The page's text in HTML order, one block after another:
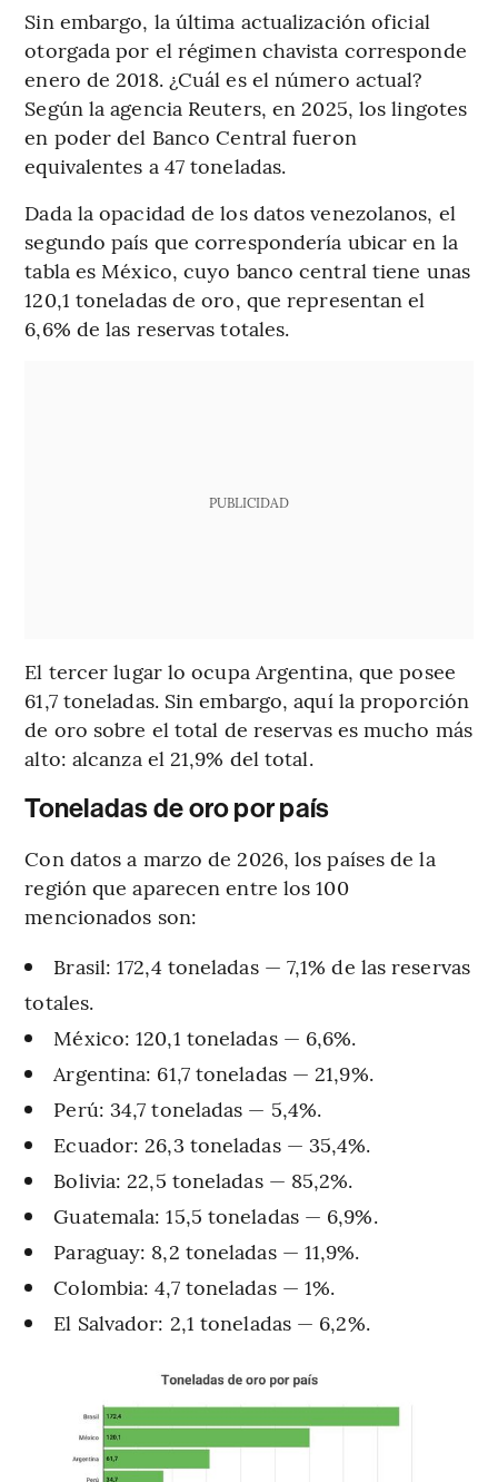
Sin embargo, la última actualización oficial
otorgada por el régimen chavista corresponde
enero de 2018. ¿Cuál es el número actual?
Según la agencia Reuters, en ⁠2025, los lingotes
en poder del Banco ⁠Central fueron
equivalentes a 47 toneladas.
Dada la opacidad de los datos venezolanos, el
segundo país que correspondería ubicar en la
tabla es México, cuyo banco central tiene unas
120,1 toneladas de oro, que representan el
6,6% de las reservas totales.
PUBLICIDAD
El tercer lugar lo ocupa Argentina, que posee
61,7 toneladas. Sin embargo, aquí la proporción
de oro sobre el total de reservas es mucho más
alto: alcanza el 21,9% del total.
Toneladas de oro por país
Con datos a marzo de 2026, los países de la
región que aparecen entre los 100
mencionados son:
Brasil: 172,4 toneladas — 7,1% de las reservas
totales.
México: 120,1 toneladas — 6,6%.
Argentina: 61,7 toneladas — 21,9%.
Perú: 34,7 toneladas — 5,4%.
Ecuador: 26,3 toneladas — 35,4%.
Bolivia: 22,5 toneladas — 85,2%.
Guatemala: 15,5 toneladas — 6,9%.
Paraguay: 8,2 toneladas — 11,9%.
Colombia: 4,7 toneladas — 1%.
El Salvador: 2,1 toneladas — 6,2%.